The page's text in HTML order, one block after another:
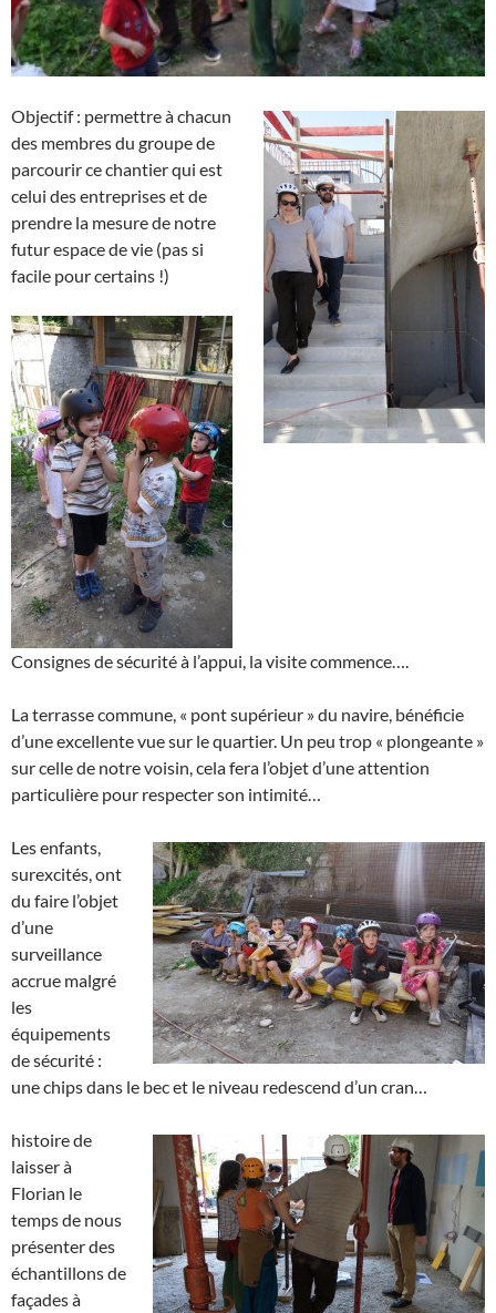
Objectif : permettre à chacun
des membres du groupe de
parcourir ce chantier qui est
celui des entreprises et de
prendre la mesure de notre
futur espace de vie (pas si
facile pour certains !)
Consignes de sécurité à l’appui, la visite commence….
La terrasse commune, « pont supérieur » du navire, bénéficie
d’une excellente vue sur le quartier. Un peu trop « plongeante »
sur celle de notre voisin, cela fera l’objet d’une attention
particulière pour respecter son intimité…
Les enfants,
surexcités, ont
du faire l’objet
d’une
surveillance
accrue malgré
les
équipements
de sécurité :
une chips dans le bec et le niveau redescend d’un cran…
histoire de
laisser à
Florian le
temps de nous
présenter des
échantillons de
façades à